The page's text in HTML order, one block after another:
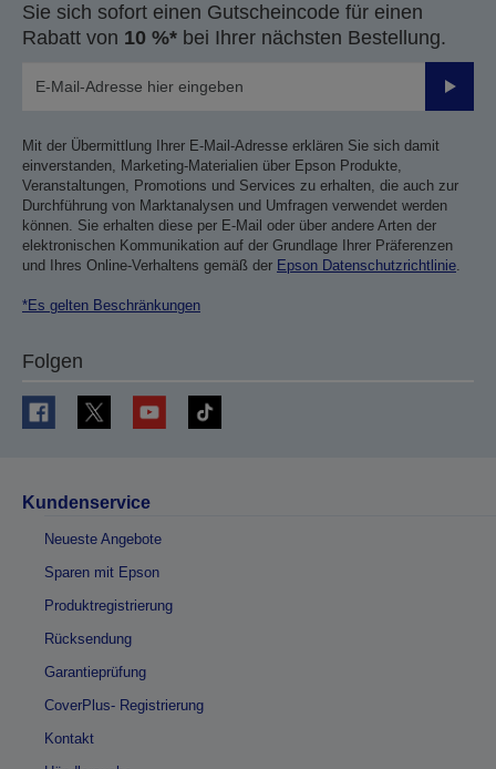
Sie sich sofort einen Gutscheincode für einen
Rabatt von 10 %* bei Ihrer nächsten Bestellung.
Mit der Übermittlung Ihrer E-Mail-Adresse erklären Sie sich damit
einverstanden, Marketing-Materialien über Epson Produkte,
Veranstaltungen, Promotions und Services zu erhalten, die auch zur
Durchführung von Marktanalysen und Umfragen verwendet werden
können. Sie erhalten diese per E-Mail oder über andere Arten der
elektronischen Kommunikation auf der Grundlage Ihrer Präferenzen
und Ihres Online-Verhaltens gemäß der Epson Datenschutzrichtlinie.
*Es gelten Beschränkungen
Folgen
Kundenservice
Neueste Angebote
Sparen mit Epson
Produktregistrierung
Rücksendung
Garantieprüfung
CoverPlus- Registrierung
Kontakt